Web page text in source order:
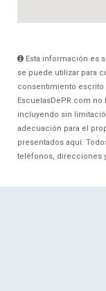
Esta información es
se puede utilizar para
consentimiento escrito
EscuelasDePR.com
incluyendo sin
adecuación para el
presentados aquí.
teléfonos, direcciones